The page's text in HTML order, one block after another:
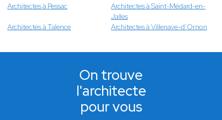
Architectes à Pessac
Architectes à Saint-Médard-en-
Jalles
Architectes à Talence
Architectes à Villenave-d’Ornon
On trouve
l'architecte
pour vous